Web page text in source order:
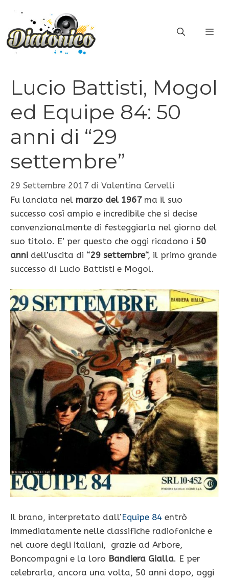
contenuto
Lucio Battisti, Mogol
ed Equipe 84: 50
anni di “29
settembre”
29 Settembre 2017 di Valentina Cervelli
Fu lanciata nel marzo del 1967ma il suo
successo così ampio e incredibile che si decise
convenzionalmente di festeggiarla nel giorno del
suo titolo. E’ per questo che oggi ricadono i 50
anni dell’uscita di “29 settembre“, il primo grande
successo di Lucio Battisti e Mogol.
Il brano, interpretato dall’Equipe 84 entrò
immediatamente nelle classifiche radiofoniche e
nel cuore degli italiani, grazie ad Arbore,
Boncompagni e la loro Bandiera Gialla. E per
celebrarla, ancora una volta, 50 anni dopo, oggi